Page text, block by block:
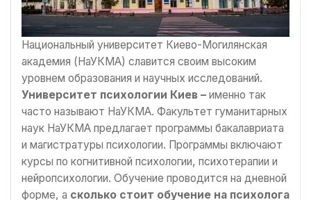
Национальный университет Киево-Могилянская
академия (НаУКМА) славится своим высоким
уровнем образования и научных исследований.
Университет психологии Киев – именно так
часто называют НаУКМА. Факультет гуманитарных
наук НаУКМА предлагает программы бакалавриата
и магистратуры психологии. Программы включают
курсы по когнитивной психологии, психотерапии и
нейропсихологии. Обучение проводится на дневной
форме, а сколько стоит обучение на психолога